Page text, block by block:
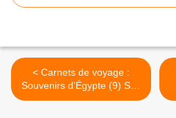
< Carnets de voyage :
Souvenirs d'Égypte (9) Son
et Lumière au temple de